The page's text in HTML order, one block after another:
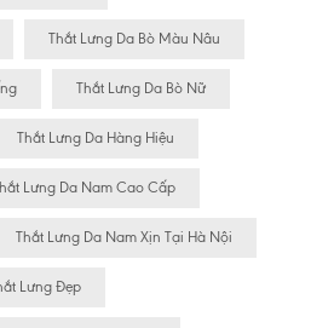
Thắt Lưng Da Bò Màu Nâu
Thắt Lưng Da Bò Nữ
Thắt Lưng Da Hàng Hiệu
Lưng Da Nam Cao Cấp
Thắt Lưng Da Nam Xịn Tại Hà Nội
Lưng Đẹp